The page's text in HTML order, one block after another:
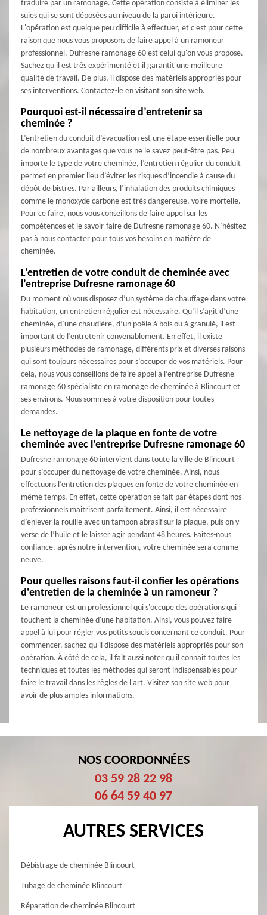
traduire par un ramonage. Cette opération consiste à éliminer les
suies qui se sont déposées au niveau de la paroi intérieure.
L'opération est quelque peu difficile à effectuer, et c'est pour cette
raison que nous vous proposons de faire appel à un ramoneur
professionnel. Dufresne ramonage 60 est celui qu'on vous propose.
Sachez qu'il est très expérimenté et il garantit une meilleure
qualité de travail. De plus, il dispose des matériels appropriés pour
ses interventions. Contactez-le en visitant son site web.
Pourquoi est-il nécessaire d’entretenir sa
cheminée ?
L’entretien du conduit d’évacuation est une étape essentielle pour
de nombreux avantages que vous ne le savez peut-être pas. Peu
importe le type de votre cheminée, l’entretien régulier du conduit
permet en premier lieu d’éviter les risques d’incendie à cause du
dépôt de bistres. Par ailleurs, l’inhalation des produits chimiques
comme le monoxyde carbone est très dangereuse, voire mortelle.
Pour ce faire, nous vous conseillons de faire appel sur les
compétences et le savoir-faire de Dufresne ramonage 60. N’hésitez
pas à nous contacter pour tous vos besoins en matière de
cheminée.
L’entretien de votre conduit de cheminée avec
l’entreprise Dufresne ramonage 60
Du moment où vous disposez d’un système de chauffage dans votre
habitation, un entretien régulier est nécessaire. Qu’il s’agit d’une
cheminée, d’une chaudière, d’un poêle à bois ou à granulé, il est
important de l’entretenir convenablement. En effet, il existe
plusieurs méthodes de ramonage, différents prix et diverses raisons
qui sont toujours nécessaires pour s’occuper de vos matériels. Pour
cela, nous vous conseillons de faire appel à l’entreprise Dufresne
ramonage 60 spécialiste en ramonage de cheminée à Blincourt et
ses environs. Nous sommes à votre disposition pour toutes
demandes.
Le nettoyage de la plaque en fonte de votre
cheminée avec l’entreprise Dufresne ramonage 60
Dufresne ramonage 60 intervient dans toute la ville de Blincourt
pour s’occuper du nettoyage de votre cheminée. Ainsi, nous
effectuons l’entretien des plaques en fonte de votre cheminée en
même temps. En effet, cette opération se fait par étapes dont nos
professionnels maitrisent parfaitement. Ainsi, il est nécessaire
d’enlever la rouille avec un tampon abrasif sur la plaque, puis on y
verse de l’huile et le laisser agir pendant 48 heures. Faites-nous
confiance, après notre intervention, votre cheminée sera comme
neuve.
Pour quelles raisons faut-il confier les opérations
d'entretien de la cheminée à un ramoneur ?
Le ramoneur est un professionnel qui s'occupe des opérations qui
touchent la cheminée d'une habitation. Ainsi, vous pouvez faire
appel à lui pour régler vos petits soucis concernant ce conduit. Pour
commencer, sachez qu'il dispose des matériels appropriés pour son
opération. À côté de cela, il fait aussi noter qu'il connait toutes les
techniques et toutes les méthodes qui seront indispensables pour
faire le travail dans les règles de l'art. Visitez son site web pour
avoir de plus amples informations.
NOS COORDONNÉES
03 59 28 22 98
06 64 59 40 97
AUTRES SERVICES
Débistrage de cheminée Blincourt
Tubage de cheminée Blincourt
Réparation de cheminée Blincourt